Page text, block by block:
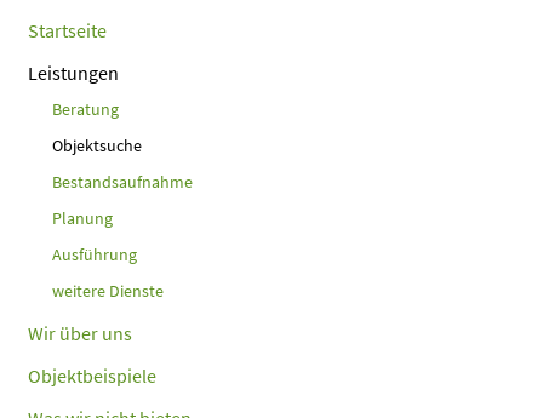
Startseite
Leistungen
Beratung
Objektsuche
Bestandsaufnahme
Planung
Ausführung
weitere Dienste
Wir über uns
Objektbeispiele